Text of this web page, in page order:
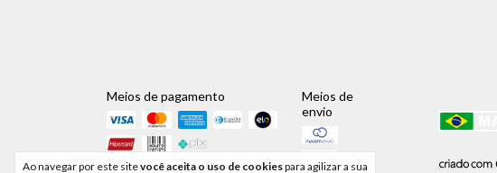
Ao navegar por este sitevocê aceita o uso de cookiespara agilizar a sua
Meios de pagamento
Meios de
envio